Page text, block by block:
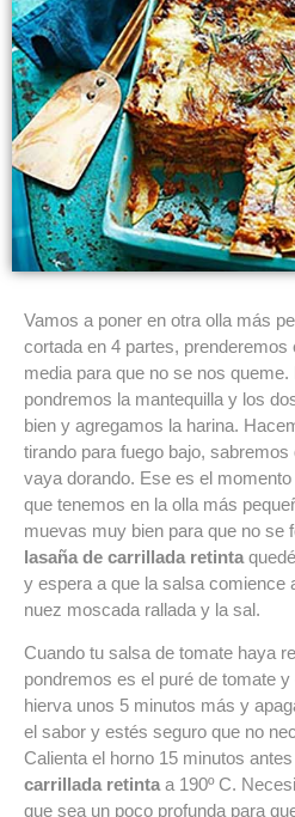
Vamos a poner en otra olla más
cortada en 4 partes, prenderemos
media para que no se nos
pondremos la mantequilla y los
bien y agregamos la harina.
tirando para fuego bajo,
vaya dorando. Ese es el
que tenemos en la olla más
muevas muy bien para que no se
lasaña de carrillada retinta
y espera a que la salsa comience
nuez moscada rallada y la sal.
Cuando tu salsa de tomate haya
pondremos es el puré de tomate
hierva unos 5 minutos más y
el sabor y estés seguro que no
Calienta el horno 15 minutos
carrillada retinta a 190º C.
que sea un poco profunda para